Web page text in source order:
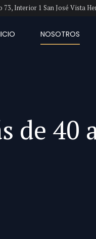
Interior 1 San José Vista
NOSOTROS
de 40